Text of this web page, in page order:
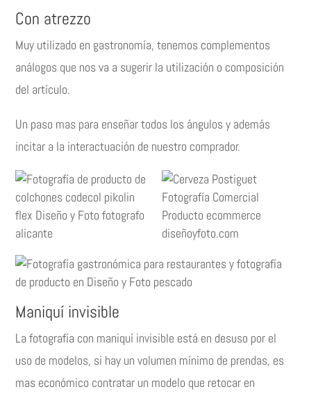
Con atrezzo
Muy utilizado en gastronomía, tenemos complementos
análogos que nos va a sugerir la utilización o composición
del artículo.
Un paso mas para enseñar todos los ángulos y además
incitar a la interactuación de nuestro comprador.
Maniquí invisible
La fotografía con maniquí invisible está en desuso por el
uso de modelos, si hay un volumen mínimo de prendas, es
mas económico contratar un modelo que retocar en